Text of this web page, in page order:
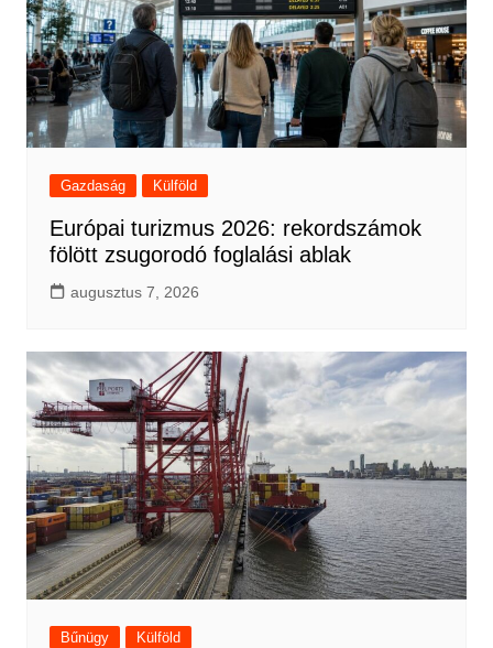
Gazdaság Külföld
Európai turizmus 2026: rekordszámok
fölött zsugorodó foglalási ablak
augusztus 7, 2026
Bűnügy Külföld